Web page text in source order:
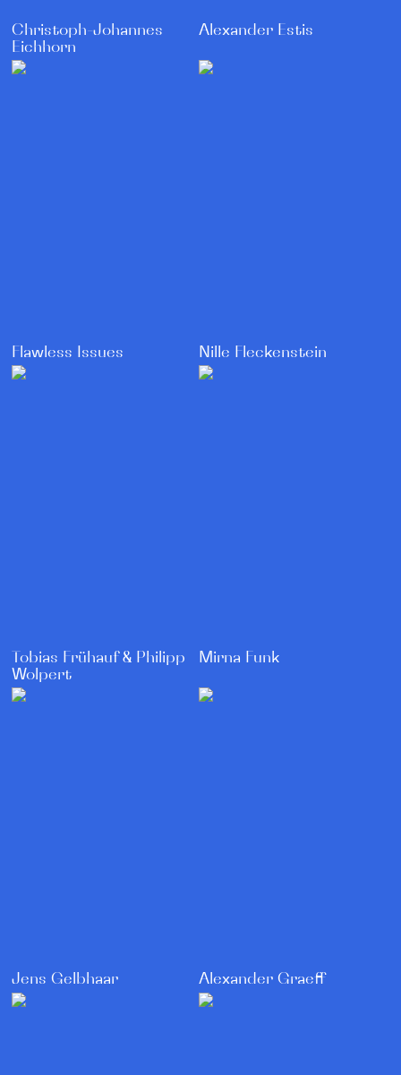
Christoph-Johannes
Eichhorn
Alexander Estis
Flawless Issues Nille Fleckenstein
Tobias Frühauf & Philipp
Wolpert
Mirna Funk
Jens Gelbhaar Alexander Graeff